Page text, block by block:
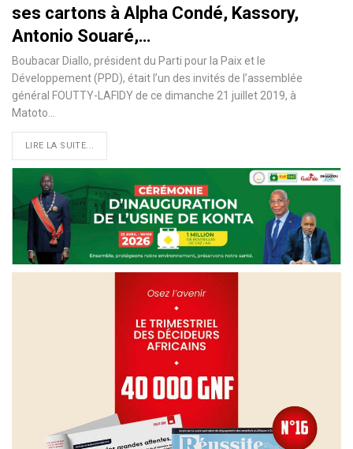
ses cartons à Alpha Condé, Kassory,
Antonio Souaré,…
Boubacar Diallo, président du Parti pour la Paix et le
Développement (PPD), était l’un des invités de l’assemblée
général FOUTTY-LAFIDY de ce dimanche 21 juillet 2019, à
Matoto…
LIRE LA SUITE...